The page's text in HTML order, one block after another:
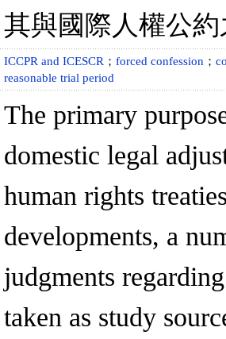
其與國際人權公
ICCPR and ICESCR ； forced confession ；
reasonable trial period
The primary
domestic legal
human rights
developments, a
judgments
taken as study